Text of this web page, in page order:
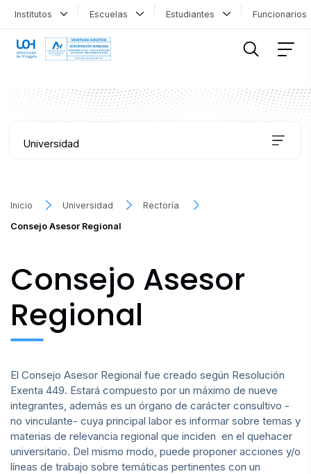
Institutos Escuelas Estudiantes
Universidad
Campus
Plan de Desarrollo
Acreditación Institucional
Inicio Universidad
Rectoría
Consejo Asesor Regional
Consejo Asesor
Regional
El Consejo Asesor Regional fue creado según Resolución
Exenta 449. Estará compuesto por un máximo de nueve
integrantes, además es un órgano de carácter consultivo -
no vinculante- cuya principal labor es informar sobre temas y
materias de relevancia regional que inciden en el quehacer
universitario. Del mismo modo, puede proponer acciones y/o
líneas de trabajo sobre temáticas pertinentes con un